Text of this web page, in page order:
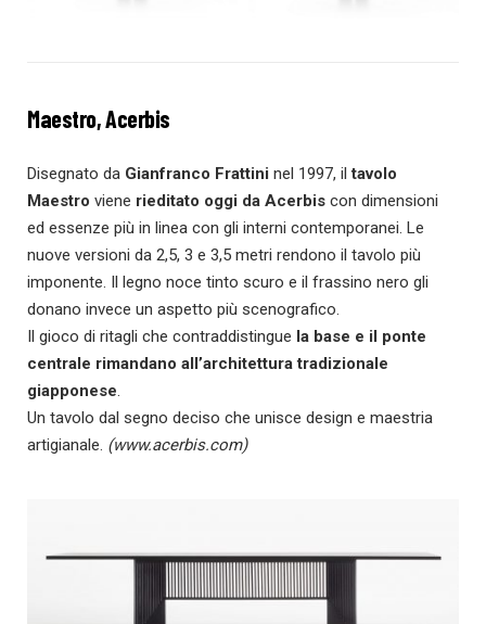
Maestro, Acerbis
Disegnato da Gianfranco Frattini nel 1997, iltavolo
Maestro viene rieditato oggi da Acerbis con dimensioni
ed essenze più in linea con gli interni contemporanei. Le
nuove versioni da 2,5, 3 e 3,5 metri rendono il tavolo più
imponente. Il legno noce tinto scuro e il frassino nero gli
donano invece un aspetto più scenografico.
Il gioco di ritagli che contraddistingue la base e il ponte
centrale rimandano all’architettura tradizionale
giapponese.
Un tavolo dal segno deciso che unisce design e maestria
artigianale. (www.acerbis.com)